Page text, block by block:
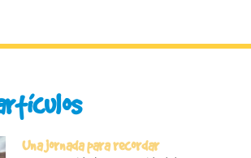
Una jornada para recordar